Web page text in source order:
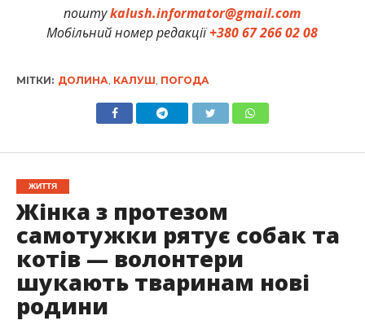
поштуkalush.informator@gmail.com
Мобільний номер редакції+380 67 266 02 08
МІТКИ: ДОЛИНА КАЛУШ ПОГОДА
ЖИТТЯ
Жінка з протезом
самотужки рятує собак та
котів — волонтери
шукають тваринам нові
родини